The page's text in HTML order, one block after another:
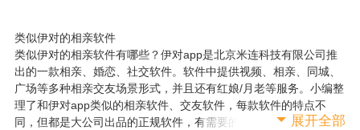
类似伊对的相亲软件
类似伊对的相亲软件有哪些？伊对app是北京米连科技有限公司推
出的一款相亲、婚恋、社交软件。软件中提供视频、相亲、同城、
广场等多种相亲交友场景形式，并且还有红娘/月老等服务。小编整
理了和伊对app类似的相亲软件、交友软件，每款软件的特点不
同，但都是大公司出品的正规软件，有需要的用户可以下载尝试
展开全部